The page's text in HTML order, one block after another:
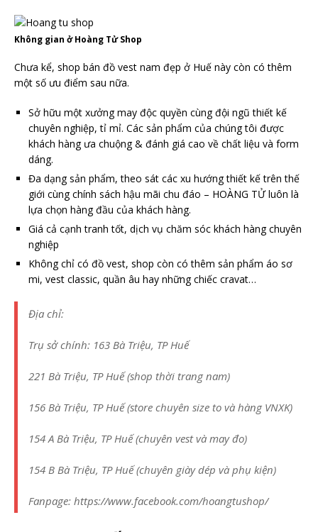
Không gian ở Hoàng Tử Shop
Chưa kể, shop bán đồ vest nam đẹp ở Huế này còn có thêm
một số ưu điểm sau nữa.
Sở hữu một xưởng may độc quyền cùng đội ngũ thiết kế
chuyên nghiệp, tỉ mỉ. Các sản phẩm của chúng tôi được
khách hàng ưa chuộng & đánh giá cao về chất liệu và form
dáng.
Đa dạng sản phẩm, theo sát các xu hướng thiết kế trên thế
giới cùng chính sách hậu mãi chu đáo – HOÀNG TỬ luôn là
lựa chọn hàng đầu của khách hàng.
Giá cả cạnh tranh tốt, dịch vụ chăm sóc khách hàng chuyên
nghiệp
Không chỉ có đồ vest, shop còn có thêm sản phẩm áo sơ
mi, vest classic, quần âu hay những chiếc cravat…
Địa chỉ:
Trụ sở chính: 163 Bà Triệu, TP Huế
221 Bà Triệu, TP Huế (shop thời trang nam)
156 Bà Triệu, TP Huế (store chuyên size to và hàng VNXK)
154 A Bà Triệu, TP Huế (chuyên vest và may đo)
154 B Bà Triệu, TP Huế (chuyên giày dép và phụ kiện)
Fanpage: https://www.facebook.com/hoangtushop/